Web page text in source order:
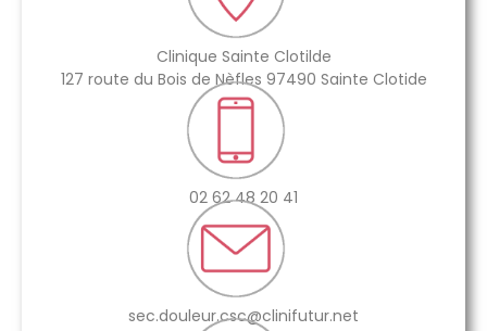
Clinique Sainte Clotilde
127 route du Bois de Nèfles 97490 Sainte Clotide
02 62 48 20 41
sec.douleur.csc@clinifutur.net